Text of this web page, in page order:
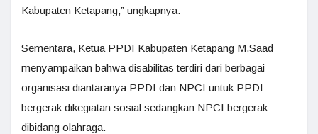
Kabupaten Ketapang,” ungkapnya.
Sementara, Ketua PPDI Kabupaten Ketapang M.Saad
menyampaikan bahwa disabilitas terdiri dari berbagai
organisasi diantaranya PPDI dan NPCI untuk PPDI
bergerak dikegiatan sosial sedangkan NPCI bergerak
dibidang olahraga.